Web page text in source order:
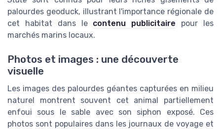
palourdes geoduck, illustrant l'importance régionale de
cet habitat dans le contenu publicitaire pour les
marchés marins locaux.
Photos et images : une découverte
visuelle
Les images des palourdes géantes capturées en milieu
naturel montrent souvent cet animal partiellement
enfoui sous le sable avec son siphon exposé. Ces
photos sont populaires dans les journaux de voyage et